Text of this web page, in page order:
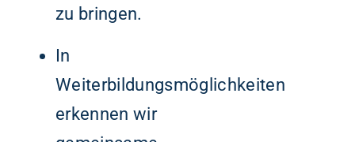
zu bringen.
In
Weiterbildungsmöglichkeiten
erkennen wir